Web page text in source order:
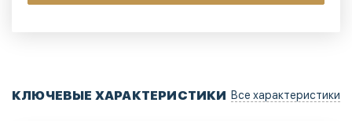
КЛЮЧЕВЫЕ ХАРАКТЕРИСТИКИ Все характеристики